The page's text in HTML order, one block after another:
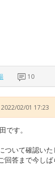
10
2022/02/01 17:23
です。
ついて確認いた
回答まで今し